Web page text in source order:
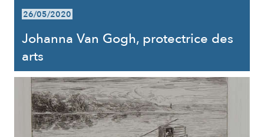
26/05/2020
Johanna Van Gogh, protectrice des
arts